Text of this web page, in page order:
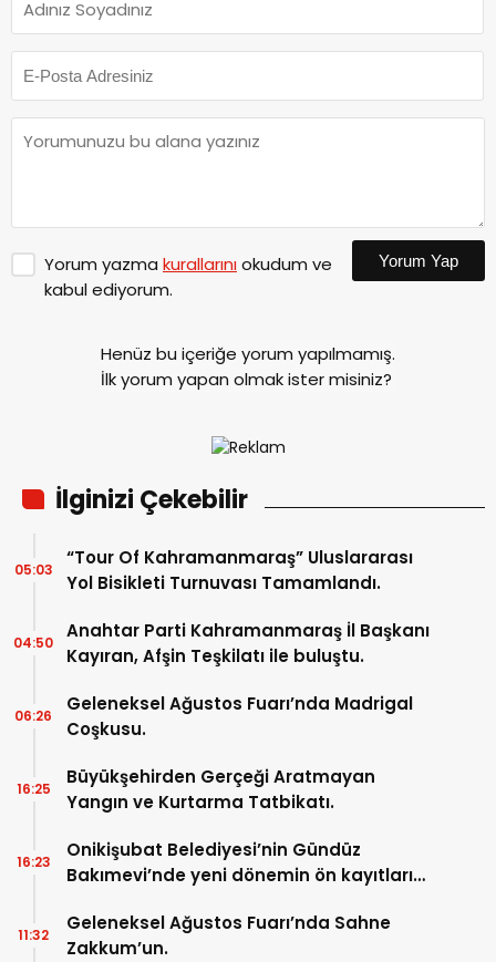
Yorum yazma kurallarınıokudum ve
kabul ediyorum.
Yorum Yap
Henüz bu içeriğe yorum yapılmamış.
İlk yorum yapan olmak ister misiniz?
İlginizi Çekebilir
“Tour Of Kahramanmaraş” Uluslararası
Yol Bisikleti Turnuvası Tamamlandı.
05:03
Anahtar Parti Kahramanmaraş İl Başkanı
Kayıran, Afşin Teşkilatı ile buluştu.
04:50
Geleneksel Ağustos Fuarı’nda Madrigal
Coşkusu.
06:26
Büyükşehirden Gerçeği Aratmayan
Yangın ve Kurtarma Tatbikatı.
16:25
Onikişubat Belediyesi’nin Gündüz
Bakımevi’nde yeni dönemin ön kayıtları
16:23
Geleneksel Ağustos Fuarı’nda Sahne
Zakkum’un.
11:32